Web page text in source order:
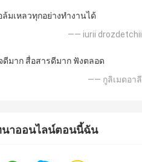
ล้มเหลวทุกอย่างทำงานได้
—— iurii drozdetchii
ดีมาก สื่อสารดีมาก ฟังตลอด
—— กูลิเมดอาลี
าออนไลน์ตอนนี้ฉัน